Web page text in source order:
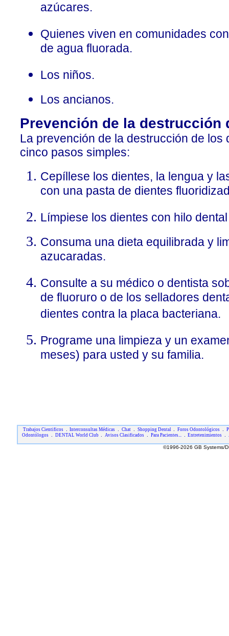
azúcares.
Quienes viven en comunidades
de agua fluorada.
Los niños.
Los ancianos.
Prevención de la destrucción
La prevención de la destrucción de los
cinco pasos simples:
Cepíllese los dientes, la lengua y
con una pasta de dientes
Límpiese los dientes con hilo
Consuma una dieta equilibrada y
azucaradas.
Consulte a su médico o dentista
de fluoruro o de los selladores
dientes contra la placa bacteriana.
Programe una limpieza y un
meses) para usted y su familia.
Trabajos Cientificos Interconsultas Médicas Chat Shopping Dental Foros Odontológicos
Odontólogos
DENTAL World Club Avisos Clasificados Para Pacientes... Entretenimientos
©1996-2026 GB Systems/